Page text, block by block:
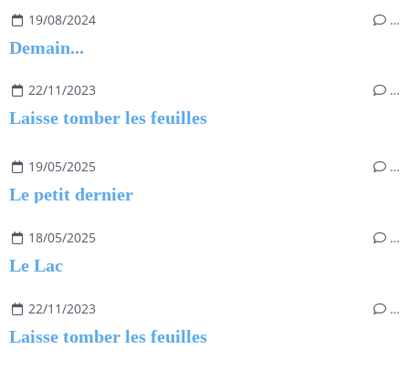
19/08/2024 …
Demain...
22/11/2023 …
Laisse tomber les feuilles
19/05/2025 …
Le petit dernier
18/05/2025 …
Le Lac
22/11/2023 …
Laisse tomber les feuilles